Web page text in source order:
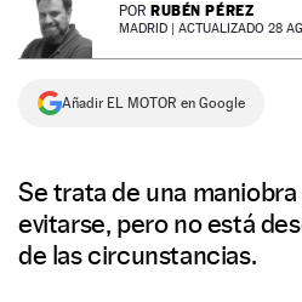
SERVICIOS
POR RUBÉN PÉREZ
MADRID | ACTUALIZADO 28
Añadir EL MOTOR en Google
Se trata de una
evitarse, pero no está
de las circunstancias.